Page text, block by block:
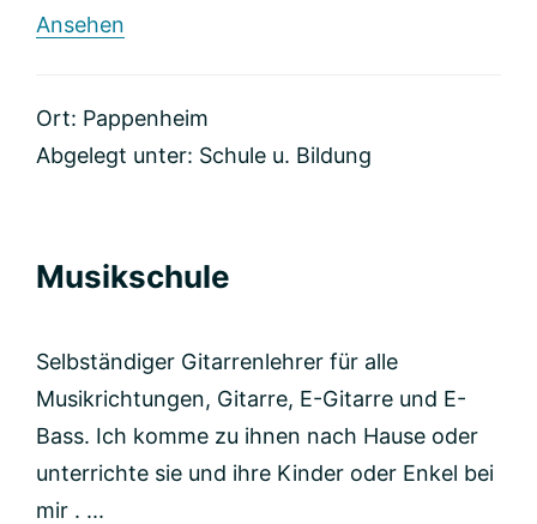
Ansehen
Ort: Pappenheim
Abgelegt unter: Schule u. Bildung
Musikschule
Selbständiger Gitarrenlehrer für alle
Musikrichtungen, Gitarre, E-Gitarre und E-
Bass. Ich komme zu ihnen nach Hause oder
unterrichte sie und ihre Kinder oder Enkel bei
mir . ...